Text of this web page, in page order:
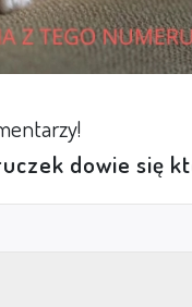
dowie się